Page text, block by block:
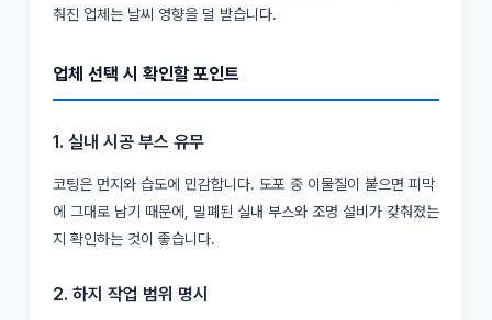
춰진 업체는 날씨 영향을 덜 받습니다.
업체 선택 시 확인할 포인트
1. 실내 시공 부스 유무
코팅은 먼지와 습도에 민감합니다. 도포 중 이물질이 붙으면 피막
에 그대로 남기 때문에, 밀폐된 실내 부스와 조명 설비가 갖춰졌는
지 확인하는 것이 좋습니다.
2. 하지 작업 범위 명시